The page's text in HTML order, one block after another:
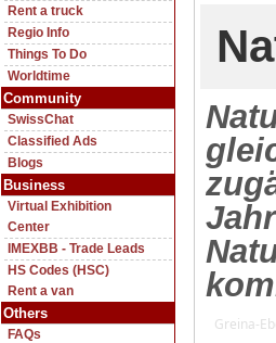
Rent a truck
Regio Info
Things To Do
Worldtime
Community
SwissChat
Classified Ads
Blogs
Business
Virtual Exhibition
Center
IMEXBB - Trade Leads
HS Codes (HSC)
Rent a van
Others
FAQs
Greina-